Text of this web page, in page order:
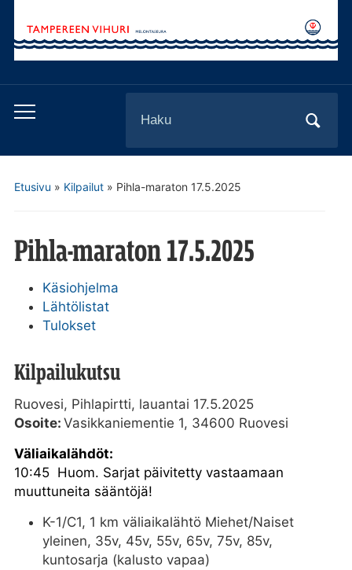
Toggle
for:
Etusivu » Kilpailut» Pihla-maraton 17.5.2025
Pihla-maraton 17.5.2025
Käsiohjelma
Lähtölistat
Tulokset
Kilpailukutsu
Ruovesi, Pihlapirtti, lauantai 17.5.2025
Osoite: Vasikkaniementie 1, 34600 Ruovesi
Väliaikalähdöt:
10:45 Huom. Sarjat päivitetty vastaamaan
muuttuneita sääntöjä!
K-1/C1, 1 km väliaikalähtö Miehet/Naiset
yleinen, 35v, 45v, 55v, 65v, 75v, 85v,
kuntosarja (kalusto vapaa)